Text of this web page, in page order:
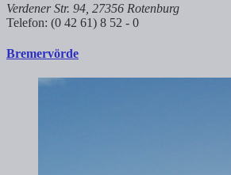
Verdener Str. 94, 27356 Rotenburg
Telefon: (0 42 61) 8 52 - 0
Bremervörde